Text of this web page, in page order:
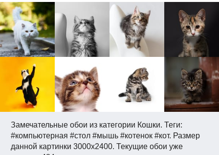
Замечательные обои из категории Кошки. Теги:
#компьютерная #стол #мышь #котенок #кот. Размер
данной картинки 3000x2400. Текущие обои уже